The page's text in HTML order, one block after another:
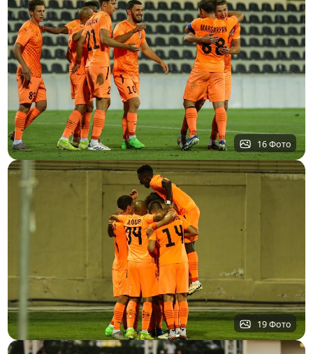
16 Фото
19 Фото